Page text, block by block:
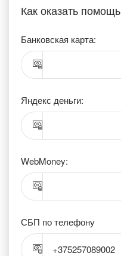
Как оказать помощь
Банковская карта:
Яндекс деньги:
WebMoney:
СБП по телефону
+375257089002